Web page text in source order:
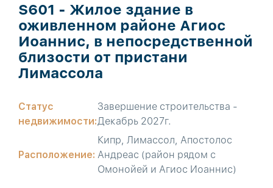
S601 - Жилое здание в
оживленном районе Агиос
Иоаннис, в непосредственной
близости от пристани
Лимассола
Статус
недвижимости:
Завершение строительства -
Декабрь 2027г.
Расположение:
Кипр, Лимассол, Апостолос
Андреас (район рядом с
Омонойей и Агиос Иоаннис)